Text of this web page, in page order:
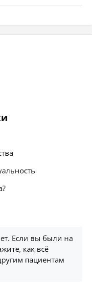
Если вы были на
как всё
пациентам